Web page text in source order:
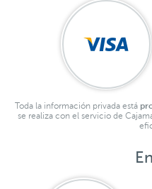
Toda la información privada está
se realiza con el servicio de